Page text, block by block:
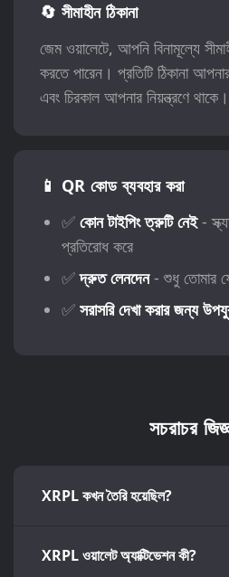
🔄 সীমাহীন ঠিকানা
জেম ওয়ালেটে, আপনি বিনামূল্যে
করতে পারেন। প্রতিটি ঠিকানা
এবং চিরকাল আপনার নিয়ন্ত্রণে থাকে।
📱 QR কোড ব্যবহার করা
✅ কোন টাইপিং ত্রুটি নেই-
প্রতিরোধ করে
✅দ্রুত লেনদেন- শুধু তোমার
✅ সরাসরি দেখা করার জন্য
সচরাচর
XRPL কখন তৈরি হয়েছিল?
XRPL ওয়ালেট অ্যাক্টিভেশন কী?